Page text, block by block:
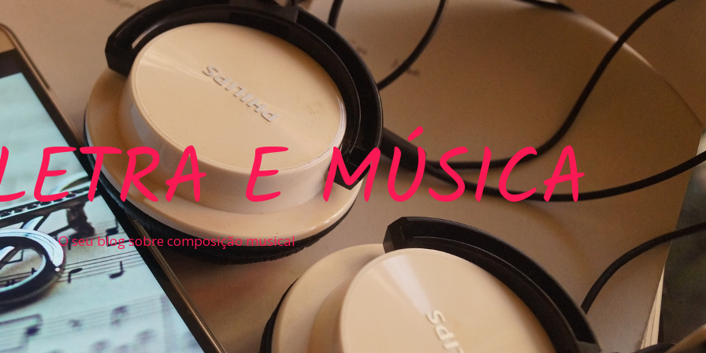
E MÚSICA
O seu blog sobre composição musical